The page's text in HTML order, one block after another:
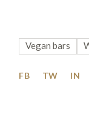
Vegan bars
FB TW IN